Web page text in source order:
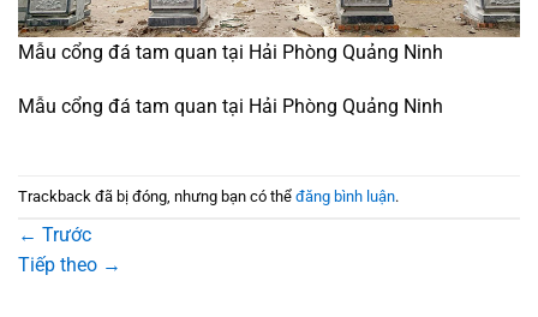
Mẫu cổng đá tam quan tại Hải Phòng Quảng Ninh
Mẫu cổng đá tam quan tại Hải Phòng Quảng Ninh
Trackback đã bị đóng, nhưng bạn có thể đăng bình luận.
← Trước
Tiếp theo →